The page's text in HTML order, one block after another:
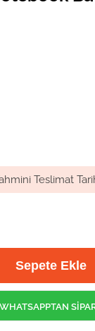
Teslimat
WHATSAPPTAN